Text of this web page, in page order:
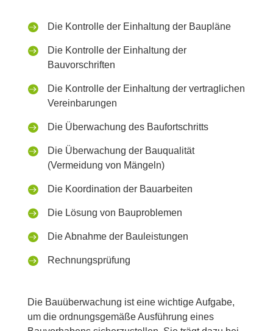
 Die Kontrolle der Einhaltung der Baupläne

Die Kontrolle der Einhaltung der
Bauvorschriften

Die Kontrolle der Einhaltung der vertraglichen
Vereinbarungen
 Die Überwachung des Baufortschritts

Die Überwachung der Bauqualität
(Vermeidung von Mängeln)
 Die Koordination der Bauarbeiten
 Die Lösung von Bauproblemen
 Die Abnahme der Bauleistungen
 Rechnungsprüfung
Die Bauüberwachung ist eine wichtige Aufgabe,
um die ordnungsgemäße Ausführung eines